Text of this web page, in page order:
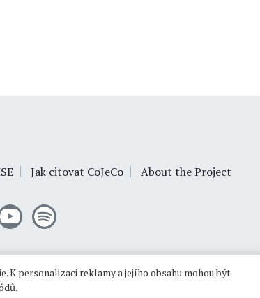
Jak citovat CoJeCo About the Project
K personalizaci reklamy a jejího obsahu mohou být